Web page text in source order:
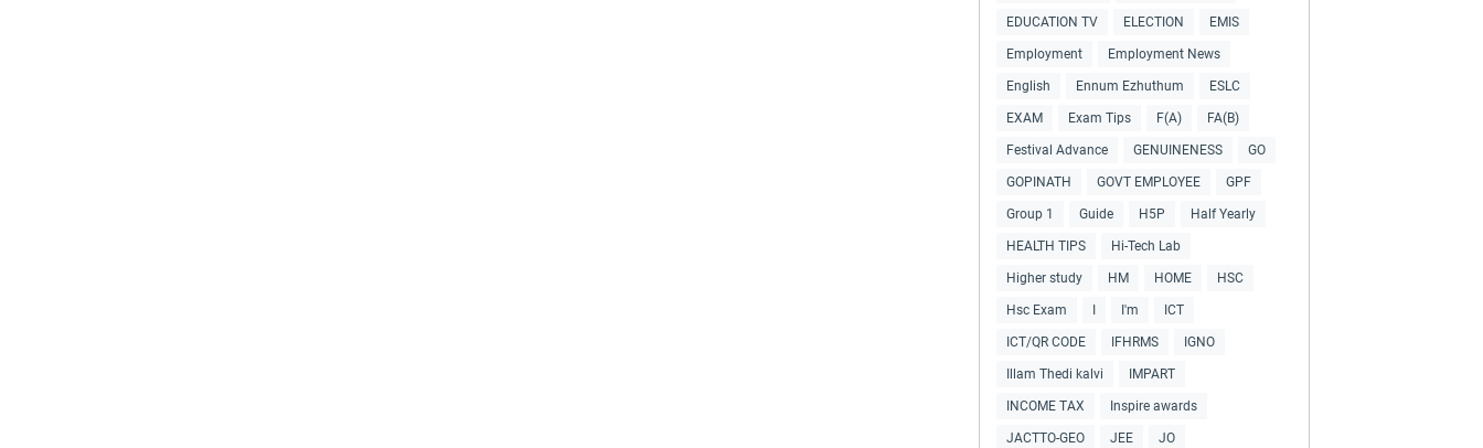
EDUCATION TV ELECTION EMIS
Employment Employment News
English Ennum Ezhuthum ESLC
EXAM Exam Tips F(A) FA(B)
Festival Advance GENUINENESS GO
GOPINATH GOVT EMPLOYEE GPF
Group 1 Guide H5P Half Yearly
HEALTH TIPS Hi-Tech Lab
Higher study HM HOME HSC
Hsc Exam I'm ICT
ICT/QR CODE IFHRMS IGNO
Illam Thedi kalvi IMPART
INCOME TAX Inspire awards
JACTTO-GEO JEE JO